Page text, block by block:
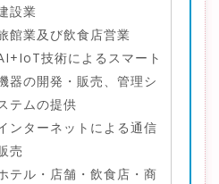
設業
館業及び飲食店営業
技術によるスマート
器の開発・販売、管理シ
テムの提供
ンターネットによる通信
売
テル・店舗・飲食店・商